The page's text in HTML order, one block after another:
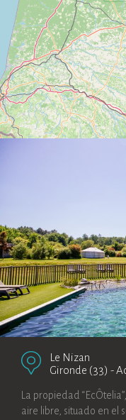
Le Nizan
Gironde (33) -
La propiedad
aire libre, situado en el